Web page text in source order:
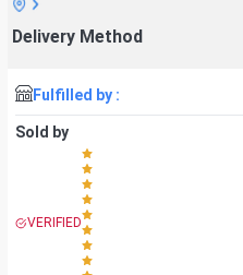
Delivery Method
Fulfilled by :
Sold by
VERIFIED